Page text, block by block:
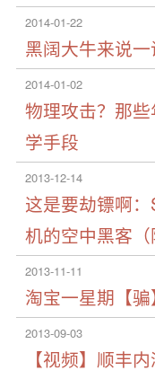
2014-01-22
黑阔大牛来说
2014-01-02
物理攻击？那
学手段
2013-12-14
这是要劫镖啊
机的空中黑客（
2013-11-11
淘宝一星期【
2013-09-03
【视频】顺丰